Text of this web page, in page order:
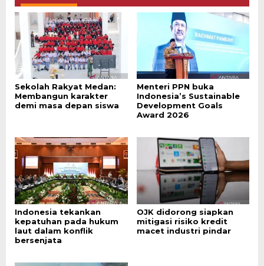
Sekolah Rakyat Medan:
Membangun karakter
demi masa depan siswa
Menteri PPN buka
Indonesia’s Sustainable
Development Goals
Award 2026
Indonesia tekankan
kepatuhan pada hukum
laut dalam konflik
bersenjata
OJK didorong siapkan
mitigasi risiko kredit
macet industri pindar